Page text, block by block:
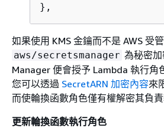
},
如果使用 KMS 金鑰而不是 AWS 受
aws/secretsmanager 為秘密
Manager 便會授予 Lambda 執行角
您可以透過 SecretARN 加密內容來
而使輪換函數角色僅有權解密其負
更新輪換函數執行角色